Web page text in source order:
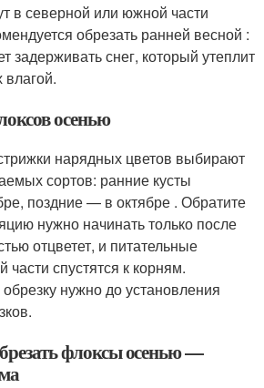
в северной или южной части
обрезать ранней весной :
задерживать снег, который утеплит
влагой.
осенью
нарядных цветов выбирают
сортов: ранние кусты
поздние — в октябре . Обратите
нужно начинать только после
отцветет, и питательные
части спустятся к корням.
нужно до установления
флоксы осенью —